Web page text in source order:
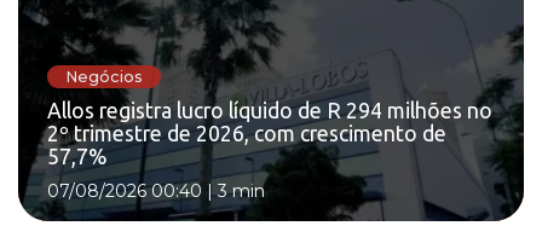
Negócios
Allos registra lucro líquido de R 294 milhões no
2º trimestre de 2026, com crescimento de
57,7%
07/08/2026 00:40 |3 min